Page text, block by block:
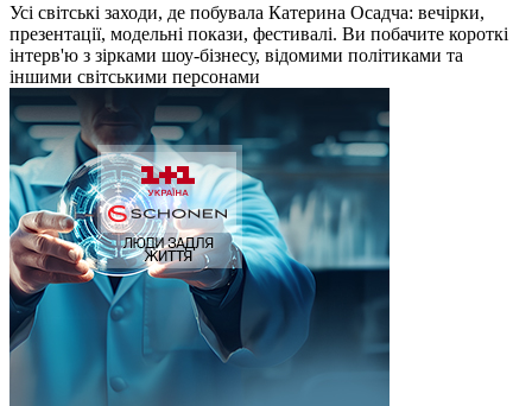
Усі світські заходи, де побувала Катерина Осадча: вечірки,
презентації, модельні покази, фестивалі. Ви побачите короткі
інтерв'ю з зірками шоу-бізнесу, відомими політиками та
іншими світськими персонами